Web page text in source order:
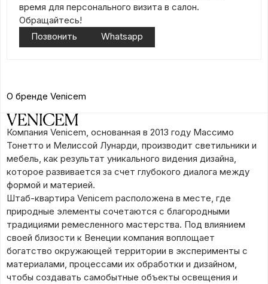
время для персонального визита в салон.
Обращайтесь!
Позвонить
Whatsapp
О бренде Venicem
Компания Venicem, основанная в 2013 году Массимо
Тонетто и Мелиссой Лунарди, производит светильники и
мебель, как результат уникального видения дизайна,
которое развивается за счет глубокого диалога между
формой и материей.
Штаб-квартира Venicem расположена в месте, где
природные элементы сочетаются с благородными
традициями ремесленного мастерства. Под влиянием
своей близости к Венеции компания воплощает
богатство окружающей территории в эксперименты с
материалами, процессами их обработки и дизайном,
чтобы создавать самобытные объекты освещения и